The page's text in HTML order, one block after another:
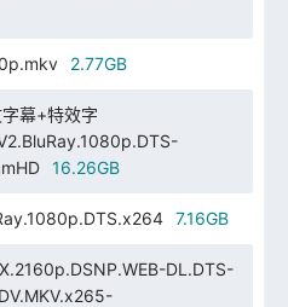
2.77GB
幕+特效字
16.26GB
7.16GB
DL.DTS-